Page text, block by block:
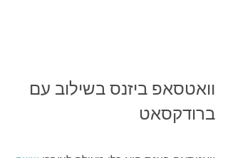
וואטסאפ ביזנס בשילוב עם
ברודקסאט